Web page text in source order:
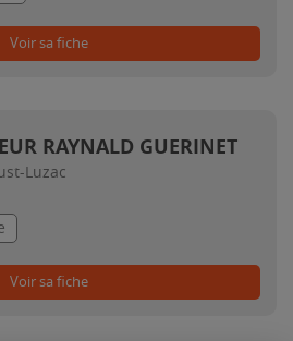
Voir sa fiche
RAYNALD GUERINET
Luzac
Voir sa fiche